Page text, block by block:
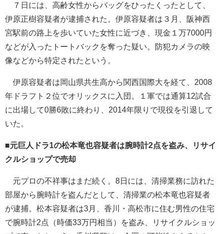
７日には、高齢女性からバッグをひったくったとして、
伊原正樹容疑者が逮捕された。伊原容疑者は３月、阪神西
宮駅前の路上を歩いていた女性に近づき、現金１万7000円
などが入ったトートバックを奪った疑い。防犯カメラの映
像などから特定されたという。
伊原容疑者は岡山県共生高から関西国際大を経て、2008
年ドラフト２位でオリックスに入団。１軍では通算12試合
に出場して0勝6敗に終わり、2014年限りで現役を引退して
いた。
■元巨人ドラ1の松本竜也容疑者は腕時計2点を盗み、リサイ
クルショップで売却
元プロの不祥事はまだ続く。8日には、清掃業務に訪れた
部屋から腕時計を盗んだとして、清掃業の松本竜也容疑者
が逮捕。松本容疑者は3月、香川・高松市に住む男性の住宅
で腕時計2点（時価33万円相当）を盗み、リサイクルショッ